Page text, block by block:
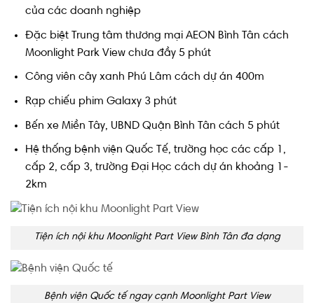
của các doanh nghiệp
Đặc biệt Trung tâm thương mại AEON Bình Tân cách
Moonlight Park View chưa đầy 5 phút
Công viên cây xanh Phú Lâm cách dự án 400m
Rạp chiếu phim Galaxy 3 phút
Bến xe Miền Tây, UBND Quận Bình Tân cách 5 phút
Hệ thống bệnh viện Quốc Tế, trường học các cấp 1,
cấp 2, cấp 3, trường Đại Học cách dự án khoảng 1-
2km
Tiện ích nội khu Moonlight Part View Bình Tân đa dạng
Bệnh viện Quốc tế ngay cạnh Moonlight Part View